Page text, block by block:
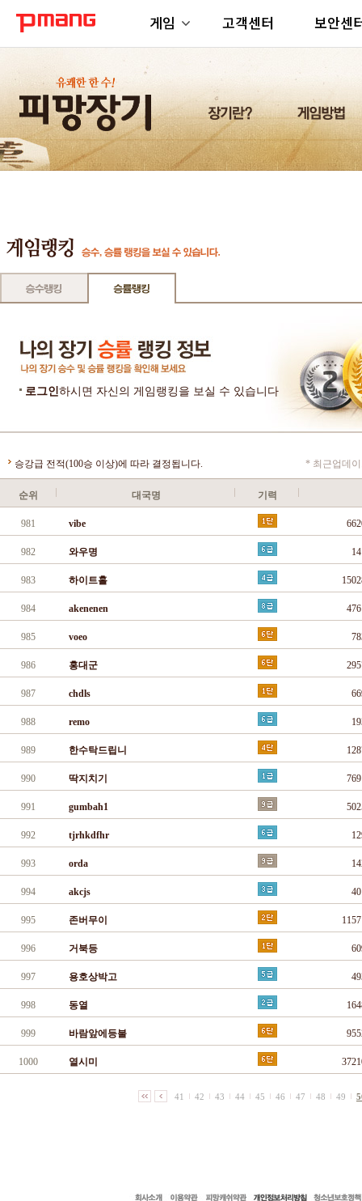
게임 고객센터 보안센
로그인하시면 자신의 게임랭킹을 보실 수 있습니다
승강급 전적(100승 이상)에 따라 결정됩니다. * 최근업데이
순위 대국명 기력
981 vibe
982 와우명
983 하이트홀
984 akenenen
985 voeo
986 홍대군
987 chdls
988 remo
989 한수탁드립니
990 딱지치기
991 gumbah1
992 tjrhkdfhr
993 orda
994 akcjs
995 존버무이
996 거북등
997 용호상박고
998 동열
999 바람앞에등불
1000 열시미
41 42 43 44 45 46 47 48 49